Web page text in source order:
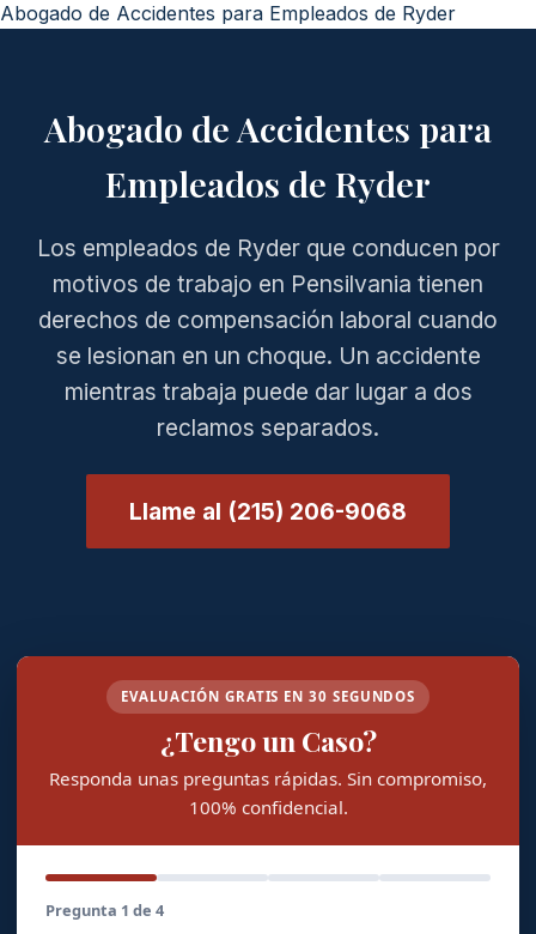
Abogado de Accidentes para Empleados de Ryder
Abogado de Accidentes para
Empleados de Ryder
Los empleados de Ryder que conducen por
motivos de trabajo en Pensilvania tienen
derechos de compensación laboral cuando
se lesionan en un choque. Un accidente
mientras trabaja puede dar lugar a dos
reclamos separados.
Llame al (215) 206-9068
EVALUACIÓN GRATIS EN 30 SEGUNDOS
¿Tengo un Caso?
Responda unas preguntas rápidas. Sin compromiso,
100% confidencial.
Pregunta 1 de 4